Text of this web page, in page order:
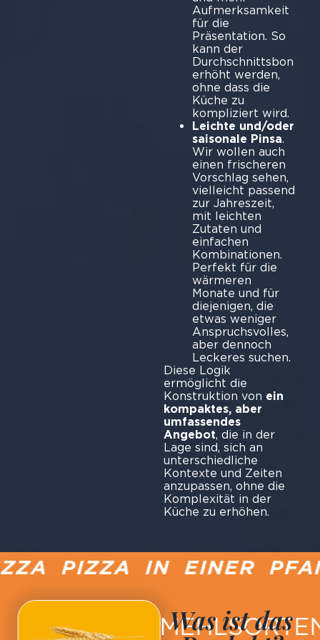
Aufmerksamkeit
für die
Präsentation. So
kann der
Durchschnittsbon
erhöht werden,
ohne dass die
Küche zu
kompliziert wird.
Leichte und/oder
saisonale Pinsa.
Wir wollen auch
einen frischeren
Vorschlag sehen,
vielleicht passend
zur Jahreszeit,
mit leichten
Zutaten und
einfachen
Kombinationen.
Perfekt für die
wärmeren
Monate und für
diejenigen, die
etwas weniger
Anspruchsvolles,
aber dennoch
Leckeres suchen.
Diese Logik
ermöglicht die
Konstruktion von ein
kompaktes, aber
umfassendes
Angebot, die in der
Lage sind, sich an
unterschiedliche
Kontexte und Zeiten
anzupassen, ohne die
Komplexität in der
Küche zu erhöhen.
PIZZA IN EINER
Was ist das